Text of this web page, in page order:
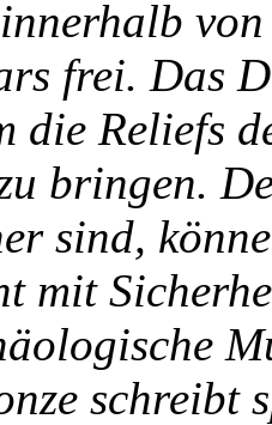
frei. Das
die Reliefs
bringen.
sind,
mit
schreibt